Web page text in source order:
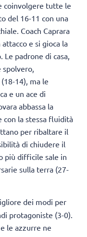
coinvolgere tutte le
del 16-11 con una
Coach Caprara
e si gioca la
Le padrone di casa,
spolvero,
14), ma le
e un ace di
abbassa la
con la stessa fluidità
per ribaltare il
di chiudere il
più difficile sale in
sulla terra (27-
dei modi per
protagoniste (3-0).
le azzurre ne